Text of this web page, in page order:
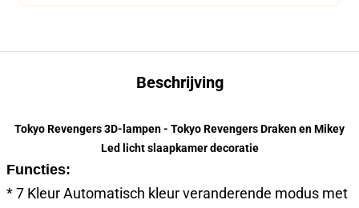
Beschrijving
Tokyo Revengers 3D-lampen - Tokyo Revengers Draken en Mikey
Led licht slaapkamer decoratie
Functies:
* 7 Kleur Automatisch kleur veranderende modus met